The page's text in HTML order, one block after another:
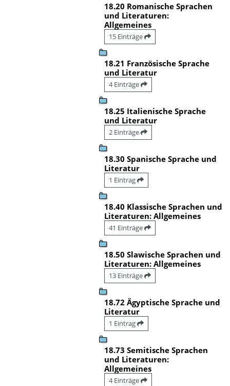
18.20 Romanische Sprachen
und Literaturen:
Allgemeines
15 Einträge
18.21 Französische Sprache
und Literatur
4 Einträge
18.25 Italienische Sprache
und Literatur
2 Einträge
18.30 Spanische Sprache und
Literatur
1 Eintrag
18.40 Klassische Sprachen und
Literaturen: Allgemeines
41 Einträge
18.50 Slawische Sprachen und
Literaturen: Allgemeines
13 Einträge
18.72 Ägyptische Sprache und
Literatur
1 Eintrag
18.73 Semitische Sprachen
und Literaturen:
Allgemeines
4 Einträge